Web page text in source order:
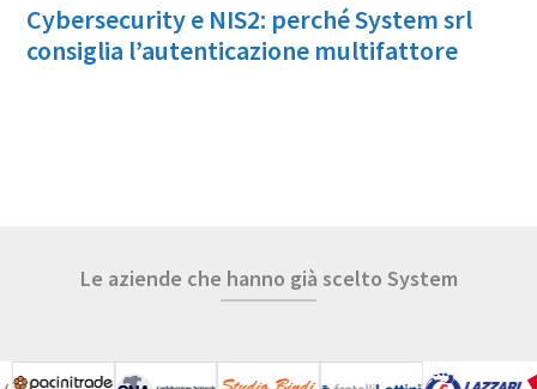
Cybersecurity e NIS2: perché System srl
consiglia l’autenticazione multifattore
Le aziende che hanno già scelto System